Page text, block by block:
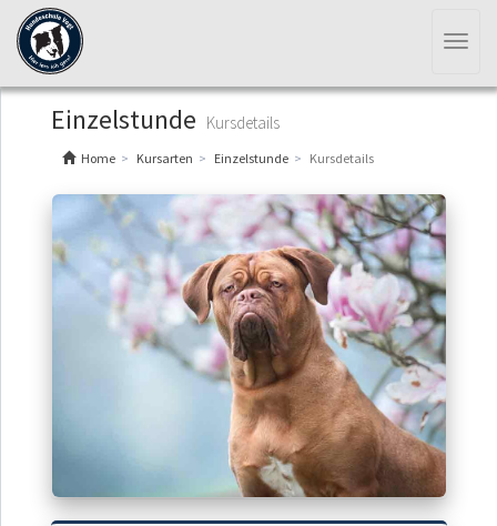
Einzelstunde Kursdetails
Home Kursarten Einzelstunde Kursdetails